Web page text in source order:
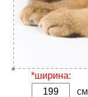
*ширина:
см